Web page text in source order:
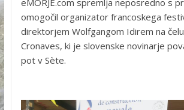
omogočil organizator francoskega
direktorjem Wolfgangom Idirem na
Cronaves, ki je slovenske novinarje
pot v Sète.